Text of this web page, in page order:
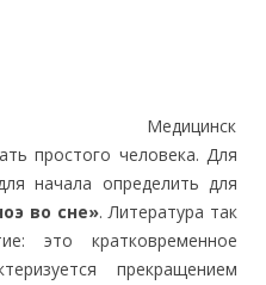
Медицинск
простого человека. Для
начала определить для
во сне». Литература так
это кратковременное
прекращением